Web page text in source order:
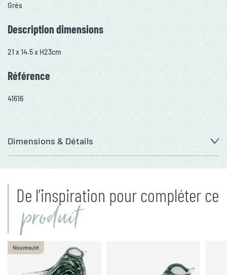
Grès
Description dimensions
21 x 14.5 x H23cm
Référence
41616
Dimensions & Détails
De l’inspiration pour compléter ce
produit
Nouveauté